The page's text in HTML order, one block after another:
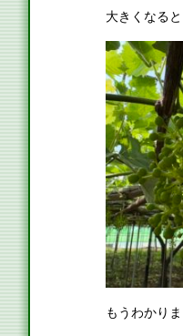
大きくなると
もうわかり